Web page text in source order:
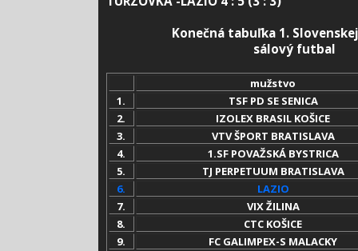
Konečná tabuľka 1.
sálový futbal
mužstvo
1.
TSF PD SE SENICA
2.
IZOLEX BRASIL KOŠICE
3.
VTV ŠPORT BRATISLAVA
4.
1.SF POVAŽSKÁ BYSTRICA
5.
TJ PERPETUUM BRATISLAVA
6.
LAZIO
7.
VIX ŽILINA
8.
CTC KOŠICE
9.
FC GALIMPEX-S MALACKY